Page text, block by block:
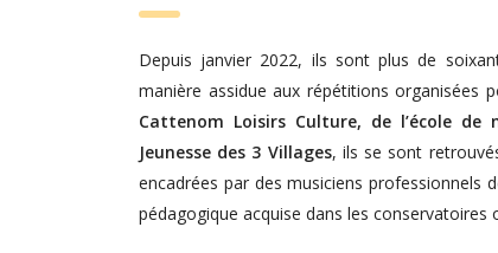
Depuis janvier 2022, ils sont plus de
manière assidue aux répétitions organisées
Cattenom Loisirs Culture, de l’école de
Jeunesse des 3 Villages, ils se sont
encadrées par des musiciens professionnels
pédagogique acquise dans les conservatoires